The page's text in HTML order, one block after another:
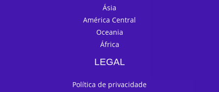
Ásia
América Central
Oceania
África
LEGAL
Política de privacidade